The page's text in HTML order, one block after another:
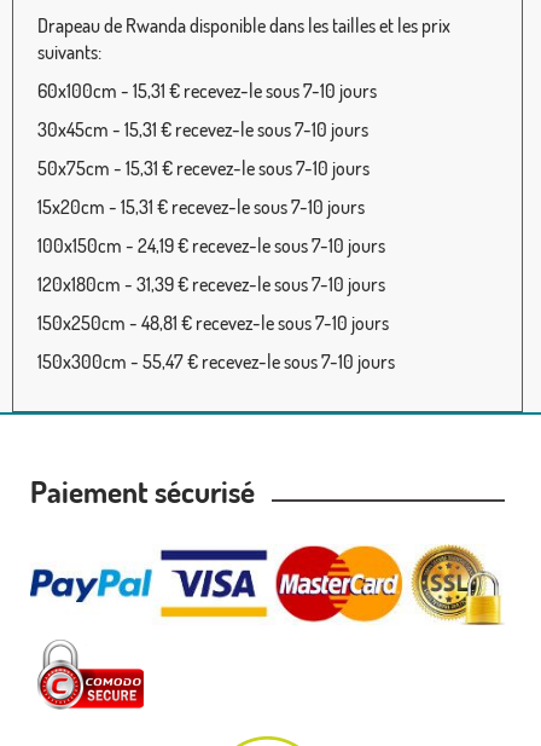
Drapeau de Rwanda disponible dans les tailles et les prix
suivants:
60x100cm - 15,31 € recevez-le sous 7-10 jours
30x45cm - 15,31 € recevez-le sous 7-10 jours
50x75cm - 15,31 € recevez-le sous 7-10 jours
15x20cm - 15,31 € recevez-le sous 7-10 jours
100x150cm - 24,19 € recevez-le sous 7-10 jours
120x180cm - 31,39 € recevez-le sous 7-10 jours
150x250cm - 48,81 € recevez-le sous 7-10 jours
150x300cm - 55,47 € recevez-le sous 7-10 jours
Paiement sécurisé